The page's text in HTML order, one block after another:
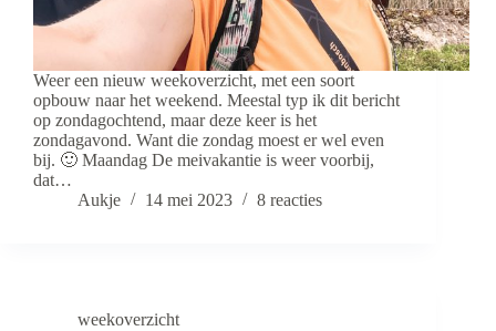
Weer een nieuw weekoverzicht, met een soort
opbouw naar het weekend. Meestal typ ik dit bericht
op zondagochtend, maar deze keer is het
zondagavond. Want die zondag moest er wel even
bij. 🙂 Maandag De meivakantie is weer voorbij,
dat…
Aukje
14 mei 2023 8 reacties
weekoverzicht